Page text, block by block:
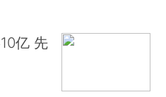
亿 先